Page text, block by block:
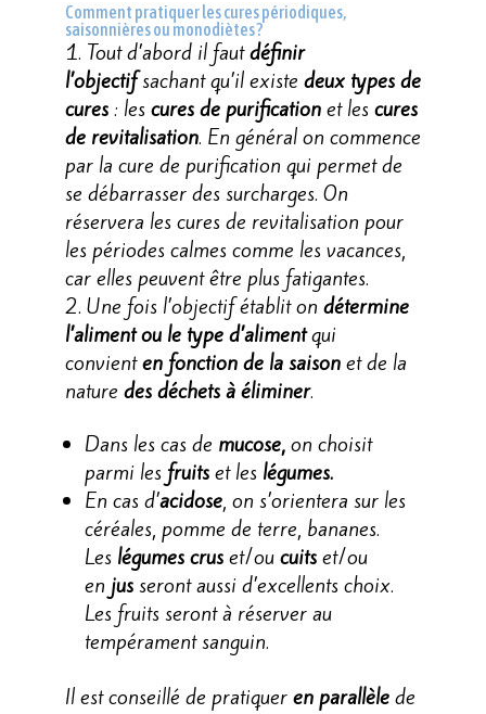
Comment pratiquer les cures périodiques,
saisonnières ou monodiètes ?
Tout d’abord il fautdéfinir
l’objectifsachant qu’il existe deux types de
cures: les cures de purificationet les cures
de revitalisation. En général on commence
par la cure de purification qui permet de
se débarrasser des surcharges. On
réservera les cures de revitalisation pour
les périodes calmes comme les vacances,
car elles peuvent être plus fatigantes.
Une fois l’objectif établit on détermine
l’aliment ou le type d’alimentqui
convienten fonction de la saisonet de la
nature des déchets à éliminer.
Dans les cas de mucose,on choisit
parmi les fruitset les légumes.
En cas d’acidose, on s’orientera sur les
céréales, pomme de terre, bananes.
Les légumes cruset/oucuitset/ou
en jusseront aussi d’excellents choix.
Les fruits seront à réserver au
tempérament sanguin.
Il est conseillé de pratiqueren parallèlede